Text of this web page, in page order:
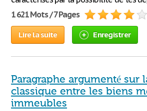
1 621 Mots / 7 Pages
Lire la suite Enregistrer
Paragraphe argumenté sur
classique entre les biens
immeubles